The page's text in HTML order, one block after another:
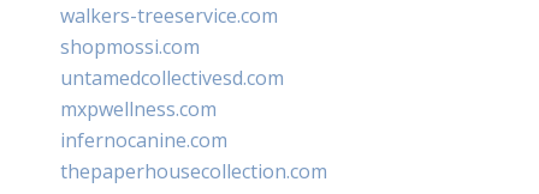
walkers-treeservice.com
shopmossi.com
untamedcollectivesd.com
mxpwellness.com
infernocanine.com
thepaperhousecollection.com